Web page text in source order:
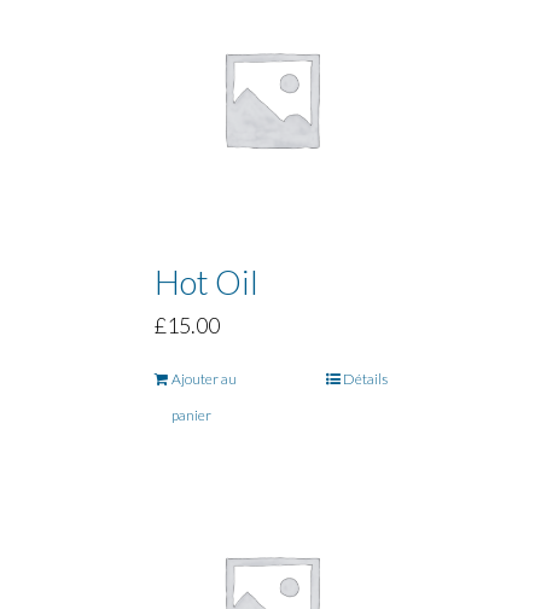
Hot Oil
£15.00
Ajouter au
panier
Détails